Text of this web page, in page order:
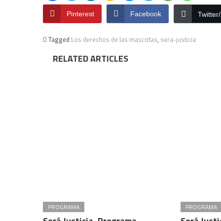
Pinterest Facebook
Tagged Los derechos de las mascotas, sera-justicia
RELATED ARTICLES
PROGRAMA PROGRAMA